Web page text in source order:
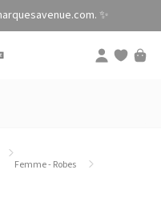
✨
Femme - Robes